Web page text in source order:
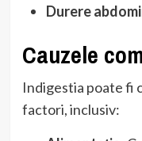
Durere
Cauzele
Indigestia poate fi
factori, inclusiv: